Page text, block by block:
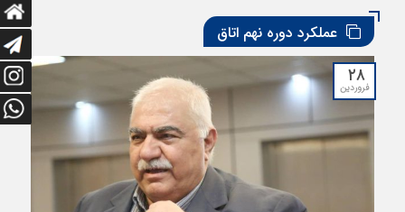
عملکرد دوره نهم اتاق
۲۸
فروردین